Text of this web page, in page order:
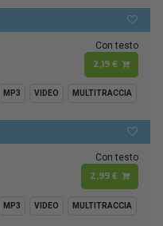
Con testo
2,19 €
MP3 VIDEO MULTITRACCIA
Con testo
2,99 €
MP3 VIDEO MULTITRACCIA